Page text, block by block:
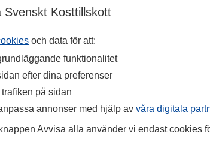
Svenskt Kosttillskott
och data för att:
funktionalitet
efter dina preferenser
på sidan
annonser med hjälp av våra digitala
Avvisa alla använder vi endast cookies